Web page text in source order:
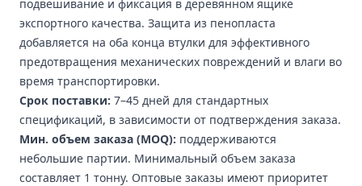
подвешивание и фиксация в деревянном ящике
экспортного качества. Защита из пенопласта
добавляется на оба конца втулки для эффективного
предотвращения механических повреждений и влаги во
время транспортировки.
Срок поставки: 7–45 дней для стандартных
спецификаций, в зависимости от подтверждения заказа.
Мин. объем заказа (MOQ): поддерживаются
небольшие партии. Минимальный объем заказа
составляет 1 тонну. Оптовые заказы имеют приоритет